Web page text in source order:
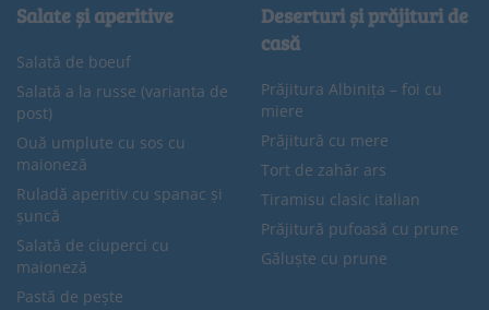
Salate și aperitive
Salată de boeuf
Salată a la russe (varianta de
post)
Ouă umplute cu sos cu
maioneză
Ruladă aperitiv cu spanac și
șuncă
Salată de ciuperci cu
maioneză
Pastă de pește
Deserturi și prăjituri de
casă
Prăjitura Albinița – foi cu
miere
Prăjitură cu mere
Tort de zahăr ars
Tiramisu clasic italian
Prăjitură pufoasă cu prune
Găluște cu prune